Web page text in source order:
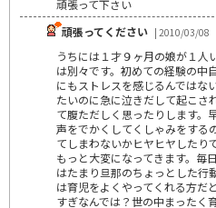
頑張って下さい
頑張ってください | 2010/03/08
うちには１才９ヶ月の娘が１人
は別々です。初めての経験の中
にもストレスを感じるんでは
たいのに急に泣きだして起こさ
て腹ただしく思ったりします。
声をでかくしてくしゃみをする
てしまわないかヒヤヒヤしたり
もっと大変になってきます。毎
はたまり旦那のちょっとした行
は育児をよくやってくれる方だ
すぎなんでは？世の中まったく